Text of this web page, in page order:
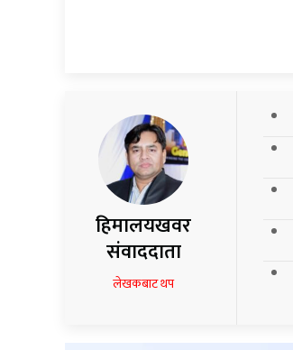
हिमालयखवर
संवाददाता
लेखकबाट थप